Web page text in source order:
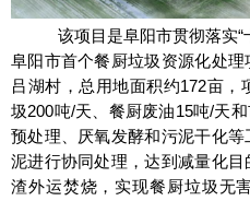
该项目是阜阳市贯彻落实
阜阳市首个餐厨垃圾资源化处
吕湖村，总用地面积约172亩
圾200吨/天、餐厨废油15吨/天
预处理、厌氧发酵和污泥干化
泥进行协同处理，达到减量化
渣外运焚烧，实现餐厨垃圾无